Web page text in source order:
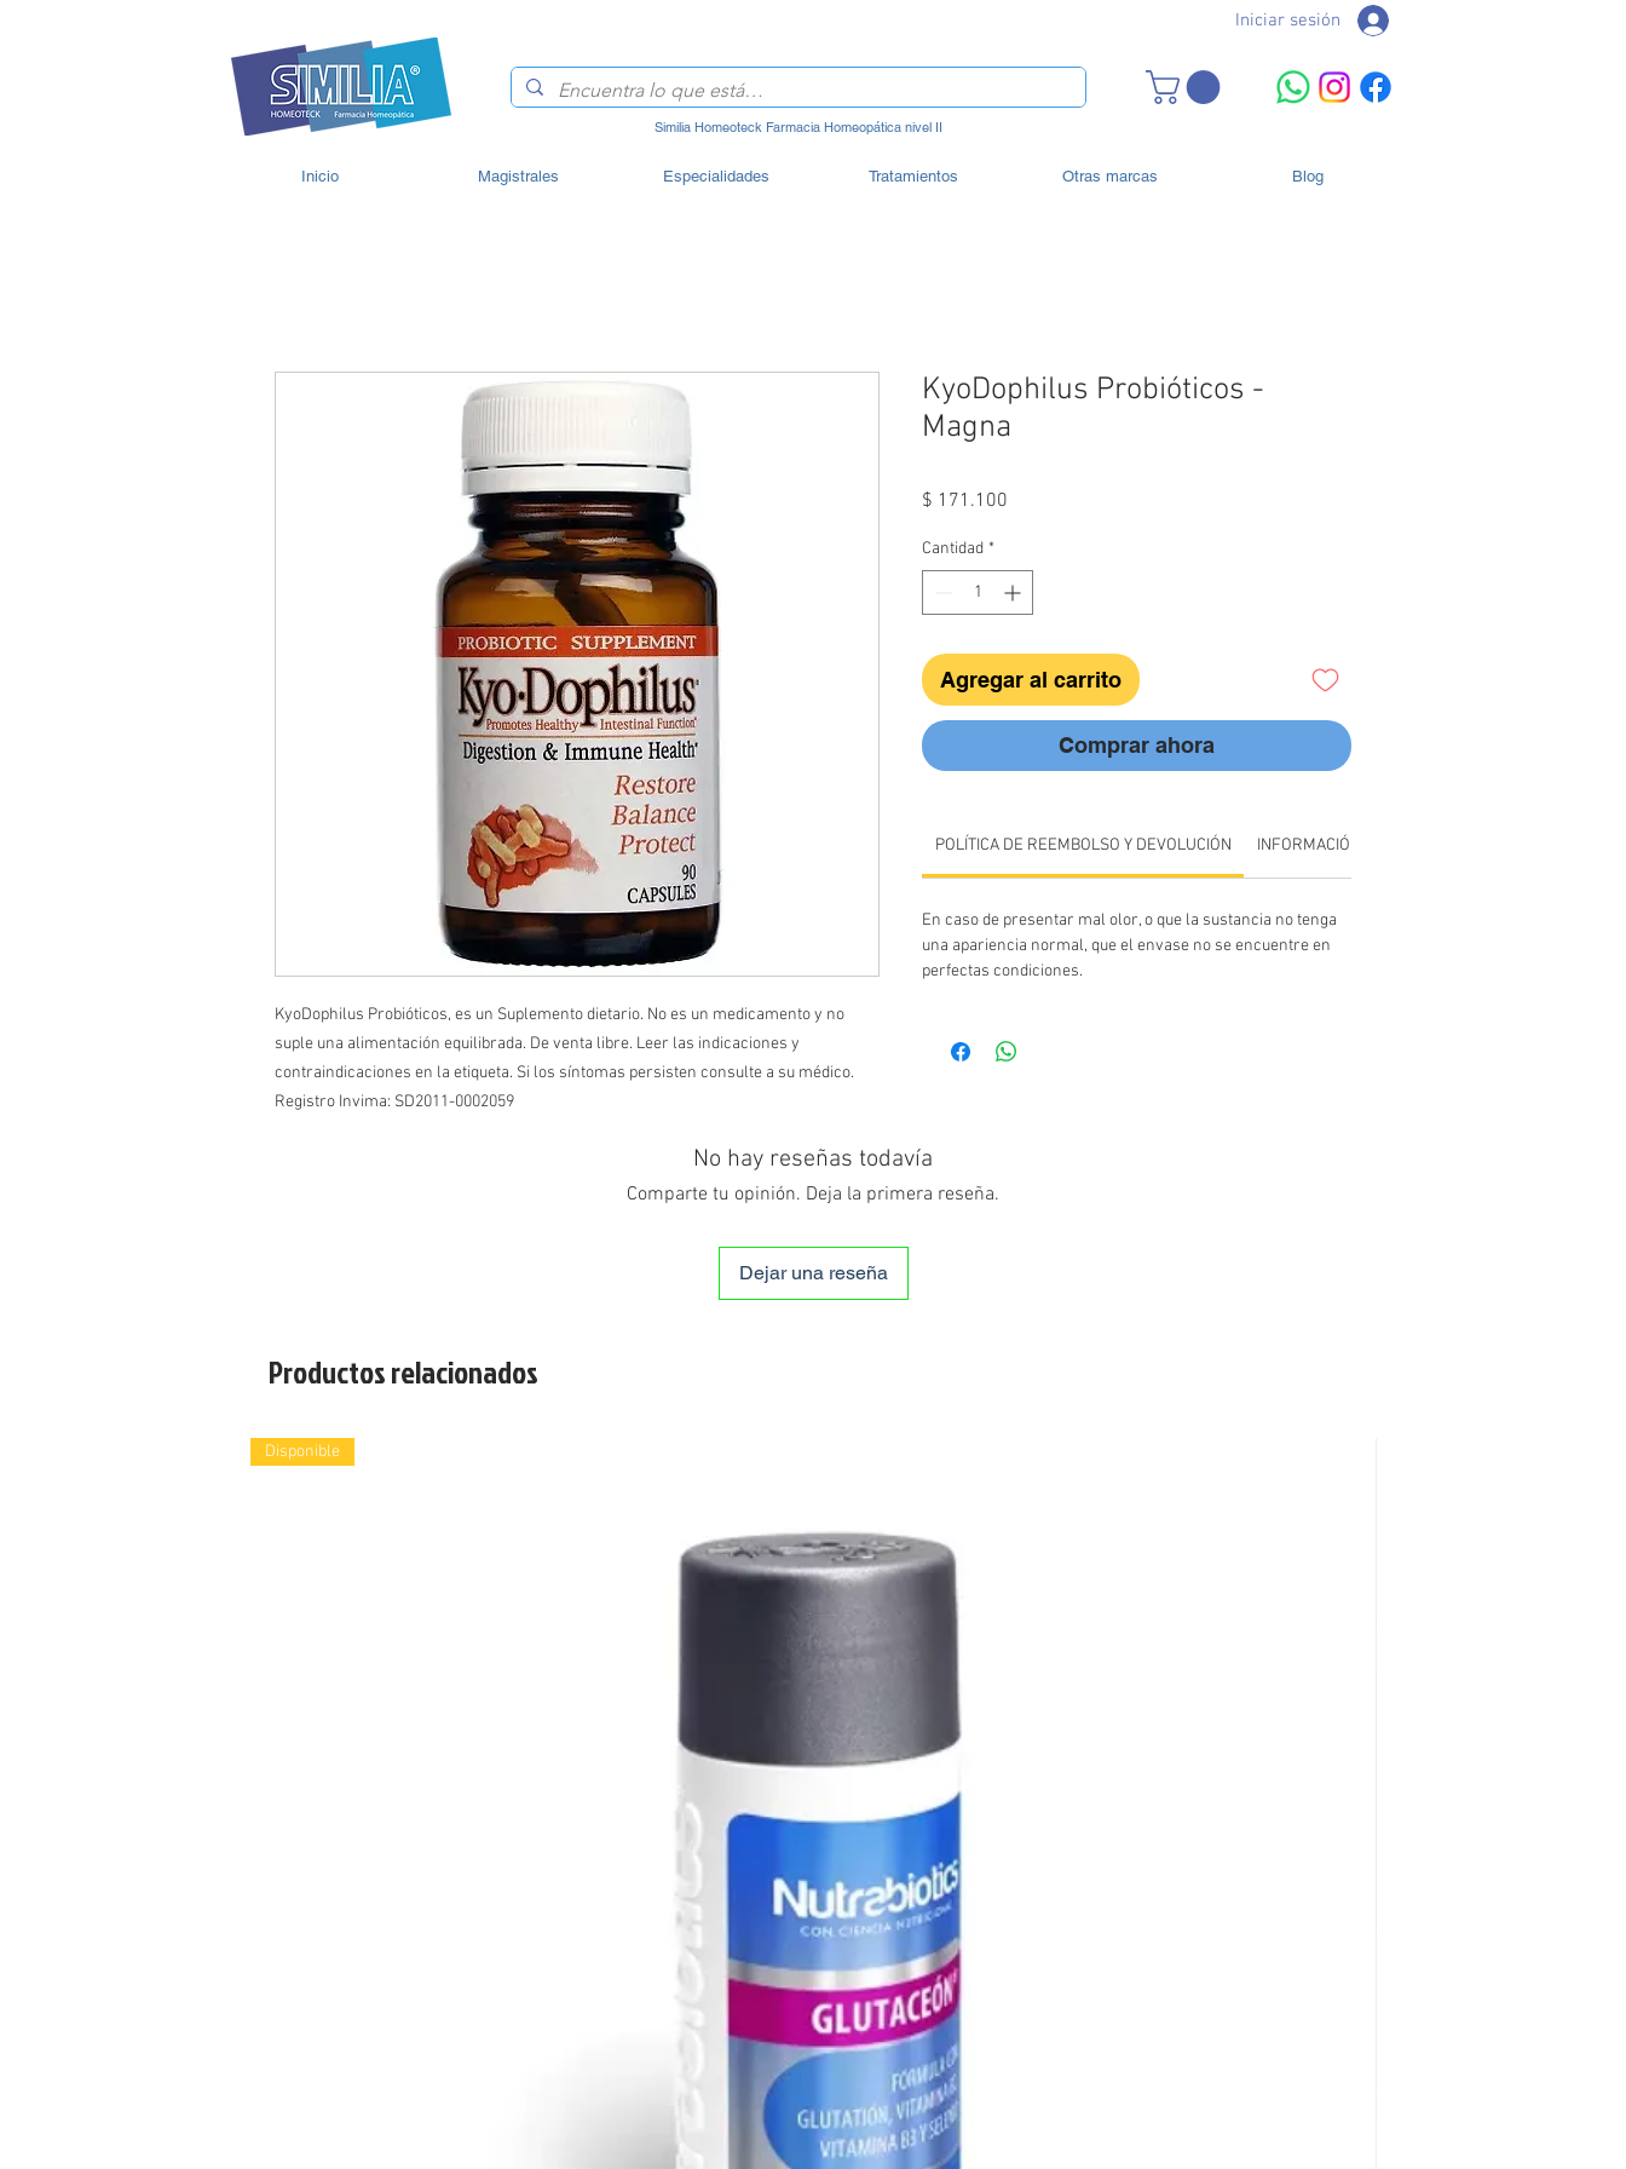
Iniciar sesión
Similia Homeoteck Farmacia Homeopática nivel II
Inicio Magistrales Especialidades Tratamientos Otras marcas Blog
KyoDophilus Probióticos, es un Suplemento dietario. No es un medicamento y no
suple una alimentación equilibrada. De venta libre. Leer las indicaciones y
contraindicaciones en la etiqueta. Si los síntomas persisten consulte a su médico.
Registro Invima: SD2011-0002059
KyoDophilus Probióticos -
Magna
$ 171.100
Cantidad *
Agregar al carrito
Comprar ahora
POLÍTICA DE REEMBOLSO Y DEVOLUCIÓN INFORMACIÓN DE ENVÍO
En caso de presentar mal olor, o que la sustancia no tenga
una apariencia normal, que el envase no se encuentre en
perfectas condiciones.
No hay reseñas todavía
Comparte tu opinión. Deja la primera reseña.
Dejar una reseña
Productos relacionados
Disponible